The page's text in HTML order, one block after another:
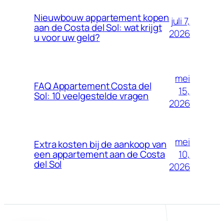
Nieuwbouw appartement kopen
aan de Costa del Sol: wat krijgt
u voor uw geld?
juli 7,
2026
FAQ Appartement Costa del
Sol: 10 veelgestelde vragen
mei
15,
2026
Extra kosten bij de aankoop van
een appartement aan de Costa
del Sol
mei
10,
2026